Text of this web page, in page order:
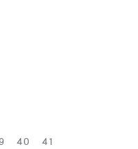
40
41